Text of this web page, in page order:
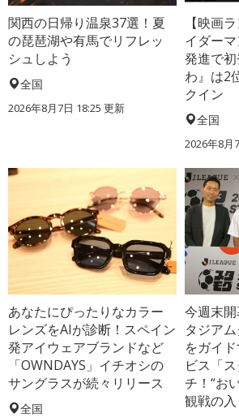
関西の日帰り温泉37選！夏
の琵琶湖や有馬でリフレッ
シュしよう
全国
2026年8月7日 18:25 更新
【映画
イダー
発進で
わ』は2
クイン
全国
2026年8月
あなたにぴったりなカラー
レンズをAIが診断！スペイン
発アイウェアブランドなど
「OWNDAYS」イチオシの
サングラスが続々リリース
全国
今週末
タジア
をガイ
ビス「
チ！“お
観戦の